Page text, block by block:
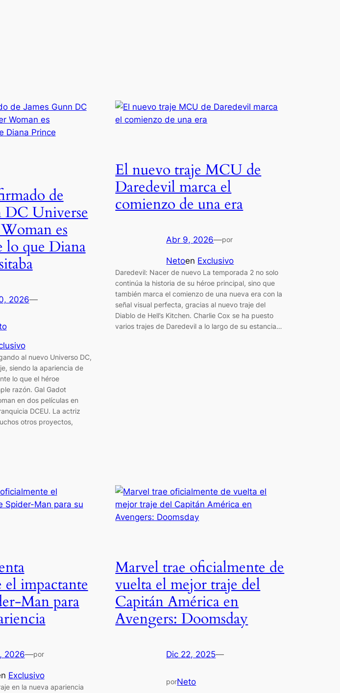
de
DC Universe
es
lo que Diana
2026—
al nuevo Universo DC,
siendo la apariencia de
lo que el héroe
razón. Gal Gadot
en dos películas en
DCEU. La actriz
otros proyectos,
El nuevo traje MCU de
Daredevil marca el
comienzo de una era
Abr 9, 2026—por
Netoen Exclusivo
Daredevil: Nacer de nuevo La temporada 2 no solo
continúa la historia de su héroe principal, sino que
también marca el comienzo de una nueva era con la
señal visual perfecta, gracias al nuevo traje del
Diablo de Hell’s Kitchen. Charlie Cox se ha puesto
varios trajes de Daredevil a lo largo de su estancia…
impactante
Man para
2026—por
Exclusivo
en la nueva apariencia
Marvel trae oficialmente de
vuelta el mejor traje del
Capitán América en
Avengers: Doomsday
Dic 22, 2025—
porNeto